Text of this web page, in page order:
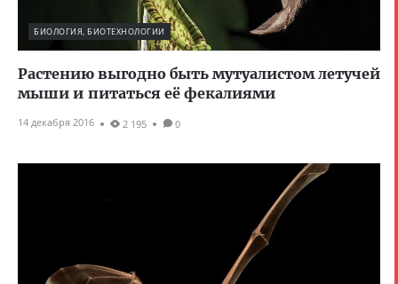
БИОЛОГИЯ, БИОТЕХНОЛОГИИ
Растению выгодно быть мутуалистом летучей
мыши и питаться её фекалиями
14 декабря 2016 2 195 0